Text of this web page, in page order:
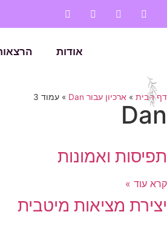
אודות
דף הבית » ארכיון עבור Dan » עמוד 3
Dan
תפיסות ואמונות
קרא עוד »
יצירת מציאות מיטבית